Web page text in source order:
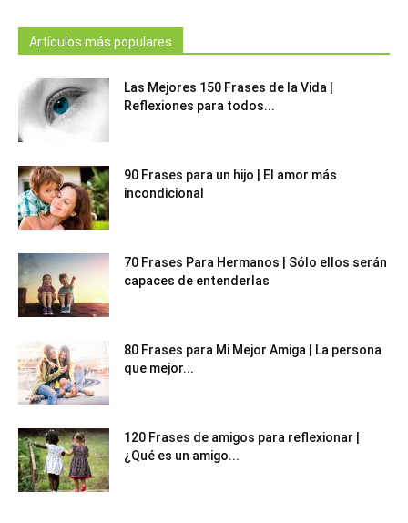
Artículos más populares
Las Mejores 150 Frases de la Vida |
Reflexiones para todos...
90 Frases para un hijo | El amor más
incondicional
70 Frases Para Hermanos | Sólo ellos serán
capaces de entenderlas
80 Frases para Mi Mejor Amiga | La persona
que mejor...
120 Frases de amigos para reflexionar |
¿Qué es un amigo...